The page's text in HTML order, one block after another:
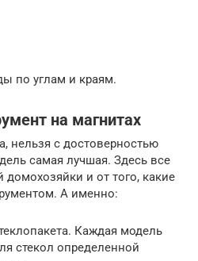
по углам и краям.
на магнитах
нельзя с достоверностью
самая лучшая. Здесь все
домохозяйки и от того, какие
А именно:
Каждая модель
стекол определенной